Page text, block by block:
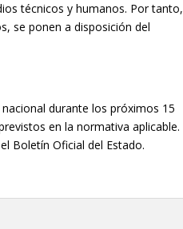
técnicos y humanos. Por tanto,
se ponen a disposición del
durante los próximos 15
en la normativa aplicable.
Boletín Oficial del Estado.